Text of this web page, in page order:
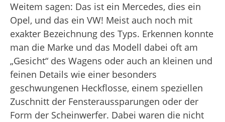
Weitem sagen: Das ist ein Mercedes, dies ein
Opel, und das ein VW! Meist auch noch mit
exakter Bezeichnung des Typs. Erkennen konnte
man die Marke und das Modell dabei oft am
„Gesicht“ des Wagens oder auch an kleinen und
feinen Details wie einer besonders
geschwungenen Heckflosse, einem speziellen
Zuschnitt der Fensteraussparungen oder der
Form der Scheinwerfer. Dabei waren die nicht